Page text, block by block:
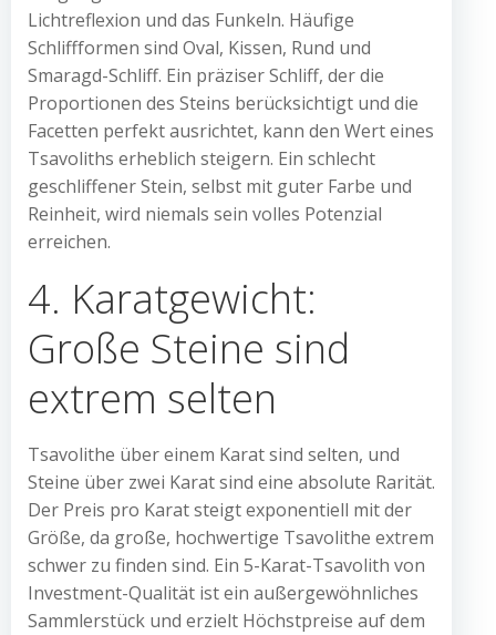
Lichtreflexion und das Funkeln. Häufige
Schliffformen sind Oval, Kissen, Rund und
Smaragd-Schliff. Ein präziser Schliff, der die
Proportionen des Steins berücksichtigt und die
Facetten perfekt ausrichtet, kann den Wert eines
Tsavoliths erheblich steigern. Ein schlecht
geschliffener Stein, selbst mit guter Farbe und
Reinheit, wird niemals sein volles Potenzial
erreichen.
4. Karatgewicht:
Große Steine sind
extrem selten
Tsavolithe über einem Karat sind selten, und
Steine über zwei Karat sind eine absolute Rarität.
Der Preis pro Karat steigt exponentiell mit der
Größe, da große, hochwertige Tsavolithe extrem
schwer zu finden sind. Ein 5-Karat-Tsavolith von
Investment-Qualität ist ein außergewöhnliches
Sammlerstück und erzielt Höchstpreise auf dem